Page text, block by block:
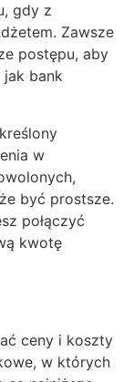
gdy z
Zawsze
postępu, aby
jak bank
w
być prostsze.
połączyć
kwotę
ceny i koszty
w których